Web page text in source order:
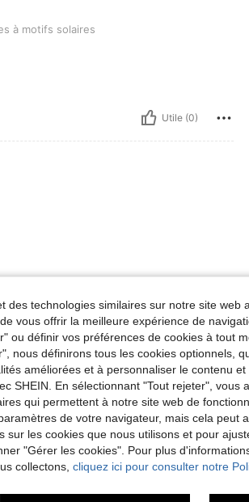
à motifs solaires
Utile (0)
des technologies similaires sur notre site web
vous offrir la meilleure expérience de
ou définir vos préférences de cookies à tout
nous définirons tous les cookies optionnels,
améliorées et à personnaliser le contenu
SHEIN. En sélectionnant "Tout rejeter", vous
qui permettent à notre site web de
de votre navigateur, mais cela peut
sur les cookies que nous utilisons et pour
"Gérer les cookies". Pour plus
collectons, cliquez ici pour consulter notre